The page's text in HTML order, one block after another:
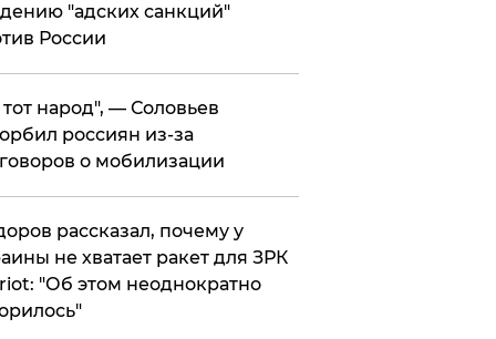
"адских санкций"
России
народ", — Соловьев
россиян из-за
о мобилизации
рассказал, почему у
не хватает ракет для ЗРК
"Об этом неоднократно